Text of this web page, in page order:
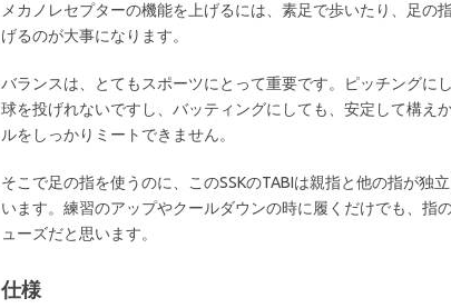
メカノレセプターの機能を上げるには、素足で歩いたり、足の
げるのが大事になります。
バランスは、とてもスポーツにとって重要です。ピッチングに
球を投げれないですし、バッティングにしても、安定して構え
ルをしっかりミートできません。
そこで足の指を使うのに、このSSKのTABIは親指と他の指が独
います。練習のアップやクールダウンの時に履くだけでも、指
ューズだと思います。
仕様